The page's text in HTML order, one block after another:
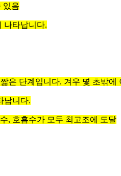
있음
나타납니다.
은 단계입니다. 겨우 몇 초밖
납니다.
, 호흡수가 모두 최고조에 도달